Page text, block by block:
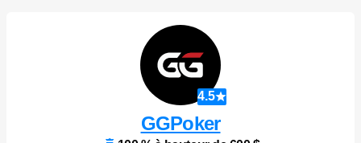
4.5
GGPoker